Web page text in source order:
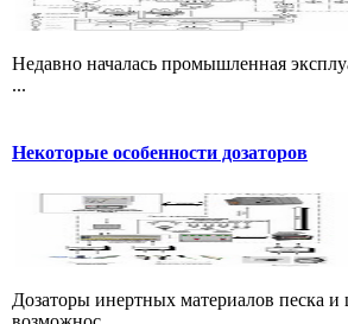
Недавно началась промышленная
...
Некоторые особенности дозаторов
Дозаторы инертных материалов песка